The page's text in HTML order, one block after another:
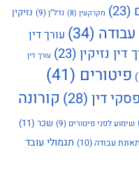
(23) מקרקעין (8) נדל"ן(9)
נזיקין
עבודה (34)
עורך דין
דין נזיקין(23) עורך דין
פיטורים (41)
פסקי דין (28)
קורונה
שימוע לפני פיטורים (9) שכר (11)
תאונת עבודה (10)
תגמולי עובד